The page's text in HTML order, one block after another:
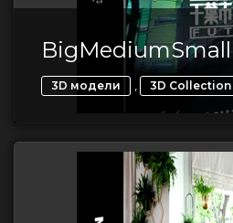
3D модели , 3D Collection